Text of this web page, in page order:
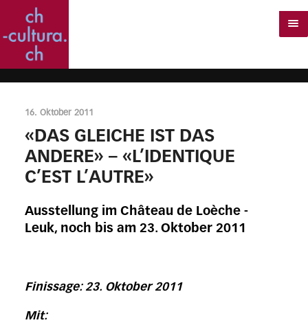
16. Oktober 2011
«DAS GLEICHE IST DAS
ANDERE» – «L’IDENTIQUE
C’EST L’AUTRE»
Ausstellung im Château de Loèche -
Leuk, noch bis am 23. Oktober 2011
Finissage: 23. Oktober 2011
Mit: